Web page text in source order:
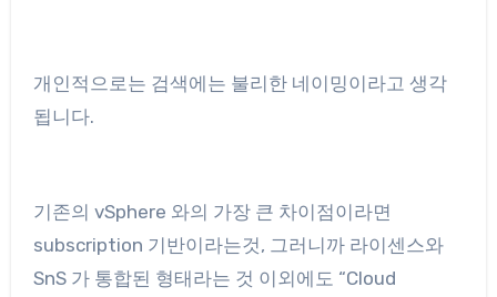
개인적으로는 검색에는 불리한 네이밍이라고 생각
됩니다.
기존의 vSphere 와의 가장 큰 차이점이라면
subscription 기반이라는것, 그러니까 라이센스와
SnS 가 통합된 형태라는 것 이외에도 “Cloud